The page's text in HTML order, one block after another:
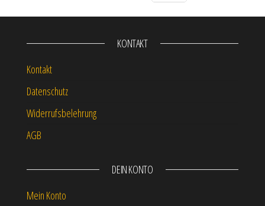
KONTAKT
Kontakt
Datenschutz
Widerrufsbelehrung
AGB
DEIN KONTO
Mein Konto